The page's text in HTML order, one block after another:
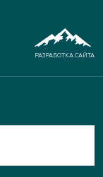
РАЗРАБОТКА САЙТА